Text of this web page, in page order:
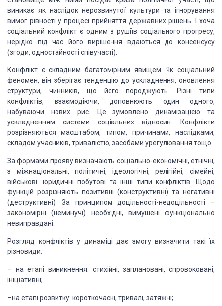
виникає як наслідок нерозвинутої культури та ігнорування
вимог рівності у процесі прийняття державних рішень. І хоча
соціальний конфлікт є одним з рушіїв соціального прогресу,
нерідко під час його вирішення вдаються до консенсусу
(згоди, одностайності співучасті).
Конфлікт є складним багатомірним явищем. Як соціальний
феномен, він зберігає тенденцію до ускладнення, оновлення
структури, чинників, що його породжують. Різні типи
конфліктів, взаємодіючи, доповнюють один одного,
набуваючи нових рис. Це зумовлено динамізацією та
ускладненням системи соціальних відносин.
Конфлікти
розрізняються масштабом, типом, причинами, наслідками,
складом учасників, тривалістю, засобами урегулювання тощо.
За формами проявувизначають соціально-економічні, етнічні,
з міжнаціональні, політичні, ідеологічні, релігійні, сімейні,
військові.
юридичні побутові та інші типи конфліктів. Щодо
функцій розрізняють позитивні (конструктивні) та негативні
(деструктивні). За принципом доцільності-недоцільності –
закономірні (неминучі) необхідні, вимушені функціонально
невиправдані.
Розгляд конфліктів у динаміці дає змогу визначити такі їх
різновиди:
– на етапі виникнення: стихійні, заплановані, спровоковані,
ініціативні;
–на етапі розвитку: короткочасні, тривалі, затяжні;